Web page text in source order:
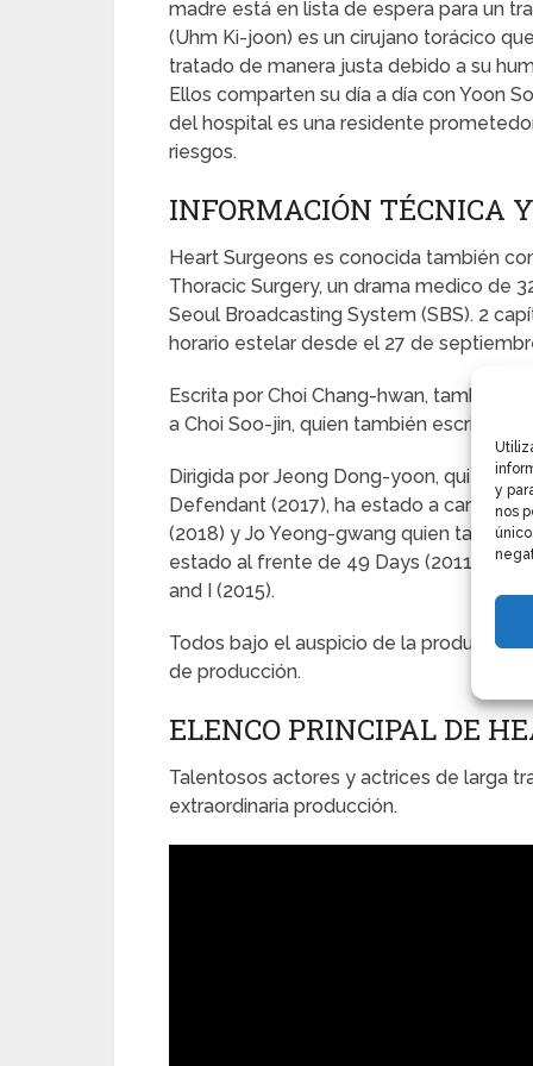
y
nos
madre está en lista de espera para un
(Uhm Ki-joon) es un cirujano torácico
tratado de manera justa debido a su
Ellos comparten su día a día con Yoon
del hospital es una residente
riesgos.
INFORMACIÓN TÉCNICA
Heart Surgeons es conocida también
Thoracic Surgery, un drama medico de
Seoul Broadcasting System (SBS). 2
horario estelar desde el 27 de
Escrita por Choi Chang-hwan, tambien
a Choi Soo-jin, quien también escribió
Dirigida por Jeong Dong-yoon, quien
Defendant (2017), ha estado a cargo de
(2018) y Jo Yeong-gwang quien
estado al frente de 49 Days (2011),
and I (2015).
Todos bajo el auspicio de la
de producción.
ELENCO PRINCIPAL DE
Talentosos actores y actrices de larga
extraordinaria producción.